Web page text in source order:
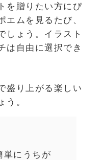
を贈りたい方にぴ
エムを見るたび、
しょう。イラスト
は自由に選択でき
盛り上がる楽しい
う。
単にうちが